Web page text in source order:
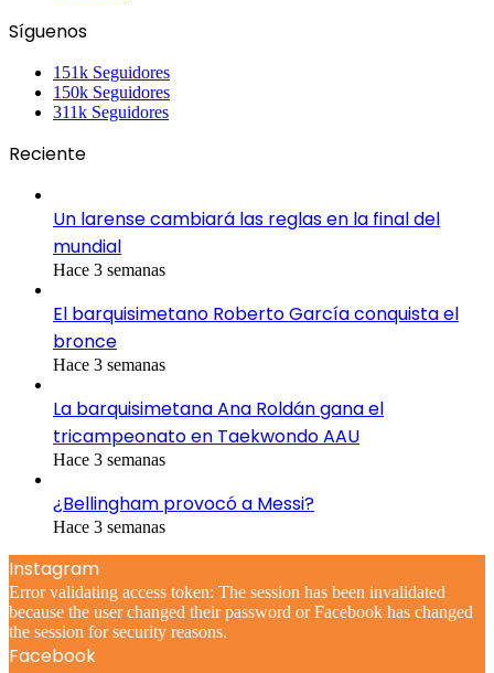
Síguenos
151k Seguidores
150k Seguidores
311k Seguidores
Reciente
Un larense cambiará las reglas en la final del
mundial
Hace 3 semanas
El barquisimetano Roberto García conquista el
bronce
Hace 3 semanas
La barquisimetana Ana Roldán gana el
tricampeonato en Taekwondo AAU
Hace 3 semanas
¿Bellingham provocó a Messi?
Hace 3 semanas
Instagram
Error validating access token: The session has been invalidated
because the user changed their password or Facebook has changed
the session for security reasons.
Facebook